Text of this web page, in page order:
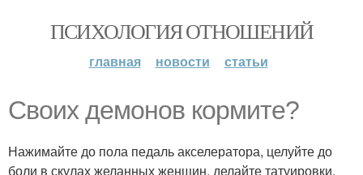
ПСИХОЛОГИЯ ОТНОШЕНИЙ
главная новости статьи
Своих демонов кормите?
Нажимайте до пола педаль акселератора, целуйте до
боли в скулах желанных женщин, делайте татуировки,